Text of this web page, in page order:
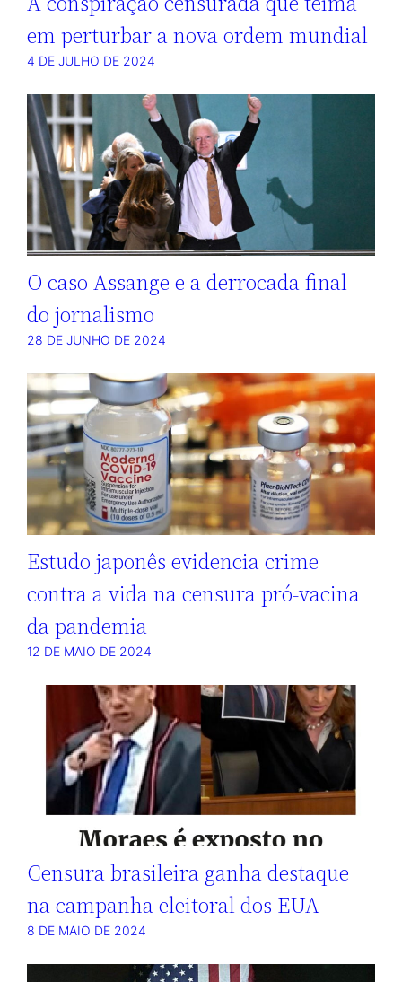
em perturbar a nova ordem mundial
4 DE JULHO DE 2024
O caso Assange e a derrocada final
do jornalismo
28 DE JUNHO DE 2024
Estudo japonês evidencia crime
contra a vida na censura pró-vacina
da pandemia
12 DE MAIO DE 2024
Censura brasileira ganha destaque
na campanha eleitoral dos EUA
8 DE MAIO DE 2024